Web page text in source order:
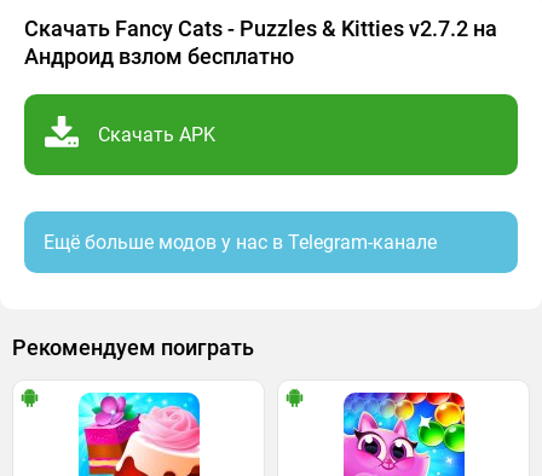
Скачать Fancy Cats - Puzzles & Kitties v2.7.2 на
Андроид взлом бесплатно
Скачать APK
Ещё больше модов у нас в Telegram-канале
Рекомендуем поиграть